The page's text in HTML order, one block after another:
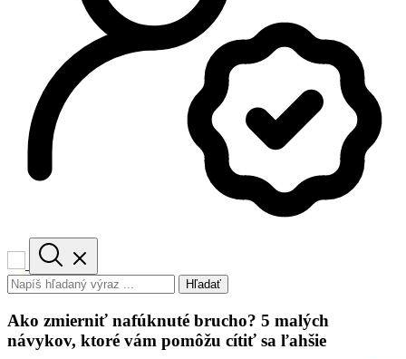
Hľadať
Ako zmierniť nafúknuté brucho? 5 malých
návykov, ktoré vám pomôžu cítiť sa ľahšie